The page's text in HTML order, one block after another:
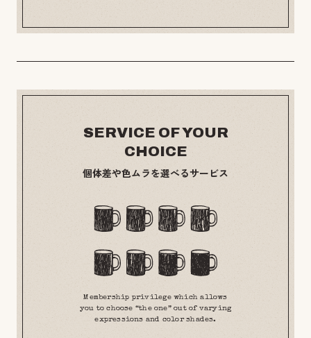
SERVICE OF YOUR
CHOICE
個体差や色ムラを選べるサービス
Membership privilege which allows
you to choose “the one” out of varying
expressions and color shades.